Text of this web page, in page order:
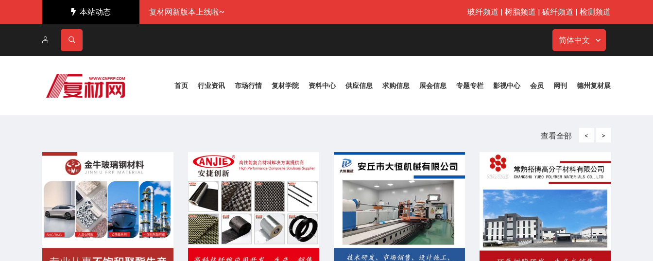
本站动态 复材网新版本上线啦~ 玻纤频道 | 树脂频道 | 碳纤频道 | 检测频道
简体中文
首页 行业资讯 市场行情 复材学院 资料中心 供应信息 求购信息 展会信息 专题专栏 影视中心 会员 网刊 德州复材展
查看全部 < >